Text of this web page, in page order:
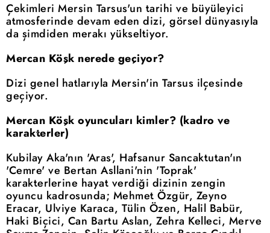
Çekimleri Mersin Tarsus'un tarihi ve büyüleyici
atmosferinde devam eden dizi, görsel dünyasıyla
da şimdiden merakı yükseltiyor.
Mercan Köşk nerede geçiyor?
Dizi genel hatlarıyla Mersin'in Tarsus ilçesinde
geçiyor.
Mercan Köşk oyuncuları kimler? (kadro ve
karakterler)
Kubilay Aka'nın 'Aras', Hafsanur Sancaktutan'ın
'Cemre' ve Bertan Asllani'nin 'Toprak'
karakterlerine hayat verdiği dizinin zengin
oyuncu kadrosunda; Mehmet Özgür, Zeyno
Eracar, Ulviye Karaca, Tülin Özen, Halil Babür,
Haki Biçici, Can Bartu Aslan, Zehra Kelleci, Merve